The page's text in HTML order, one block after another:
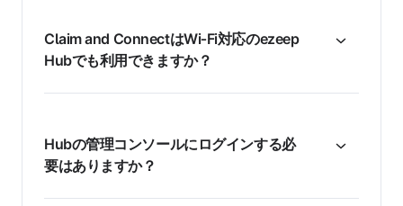
Claim and ConnectはWi‑Fi対応のezeep
Hubでも利用できますか？
Hubの管理コンソールにログインする必
要はありますか？